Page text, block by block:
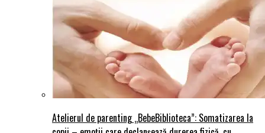
Atelierul de parenting „BebeBiblioteca”: Somatizarea la